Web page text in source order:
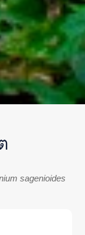
sagenioides